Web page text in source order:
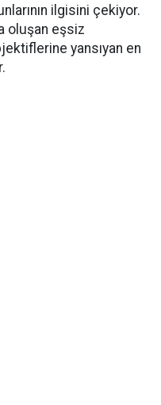
ilgisini çekiyor.
oluşan eşsiz
yansıyan en